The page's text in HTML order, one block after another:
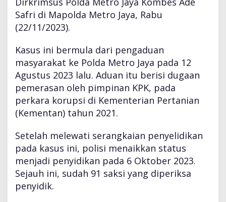
Safri di Mapolda Metro Jaya, Rabu
(22/11/2023).
Kasus ini bermula dari pengaduan
masyarakat ke Polda Metro Jaya pada 12
Agustus 2023 lalu. Aduan itu berisi dugaan
pemerasan oleh pimpinan KPK, pada
perkara korupsi di Kementerian Pertanian
(Kementan) tahun 2021.
Setelah melewati serangkaian penyelidikan
pada kasus ini, polisi menaikkan status
menjadi penyidikan pada 6 Oktober 2023.
Sejauh ini, sudah 91 saksi yang diperiksa
penyidik.